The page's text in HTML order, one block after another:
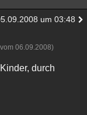
Filme
Geschlossen
um 03:48
06.09.2008)
durch